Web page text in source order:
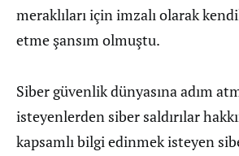
meraklıları için imzalı olarak
etme şansım olmuştu.
Siber güvenlik dünyasına adım
isteyenlerden siber saldırılar
kapsamlı bilgi edinmek isteyen